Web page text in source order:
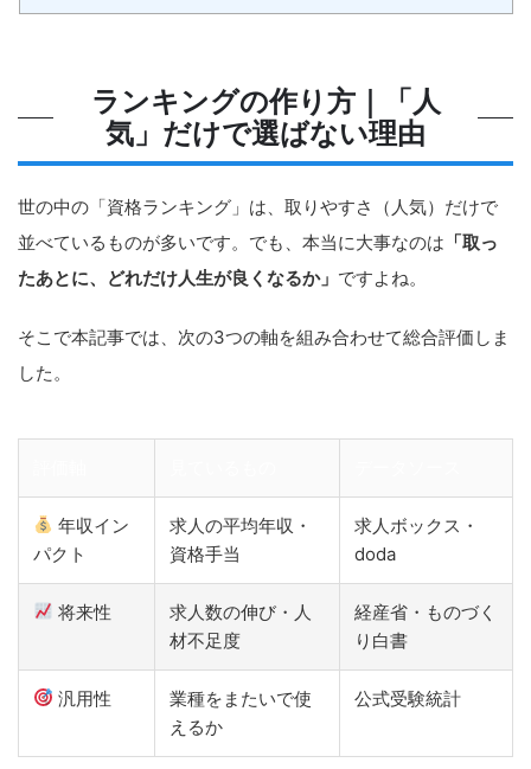
ランキングの作り方｜「人
気」だけで選ばない理由
世の中の「資格ランキング」は、取りやすさ（人気）だけで
並べているものが多いです。でも、本当に大事なのは 「取っ
たあとに、どれだけ人生が良くなるか」 ですよね。
そこで本記事では、次の3つの軸を組み合わせて総合評価しま
した。
年収イン
パクト
求人の平均年収・
資格手当
求人ボックス・
doda
将来性
求人数の伸び・人
材不足度
経産省・ものづく
り白書
汎用性
業種をまたいで使
えるか
公式受験統計